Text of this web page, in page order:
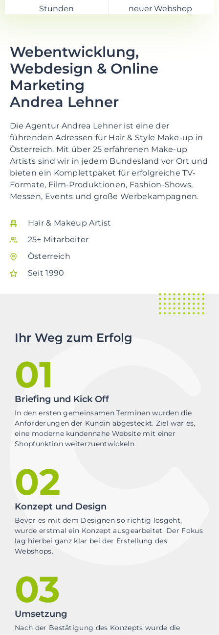
Stunden neuer Webshop
Webentwicklung,
Webdesign & Online
Marketing
Andrea Lehner
Die Agentur Andrea Lehner ist eine der
führenden Adressen für Hair & Style Make-up in
Österreich. Mit über 25 erfahrenen Make-up
Artists sind wir in jedem Bundesland vor Ort und
bieten ein Komplettpaket für erfolgreiche TV-
Formate, Film-Produktionen, Fashion-Shows,
Messen, Events und große Werbekampagnen.
Hair & Makeup Artist
25+ Mitarbeiter
Österreich
Seit 1990
Ihr Weg zum Erfolg
01
Briefing und Kick Off
In den ersten gemeinsamen Terminen wurden die
Anforderungen der Kundin abgesteckt. Ziel war es,
eine moderne kundennahe Website mit einer
Shopfunktion weiterzuentwickeln.
02
Konzept und Design
Bevor es mit dem Designen so richtig losgeht,
wurde erstmal ein Konzept ausgearbeitet. Der Fokus
lag hierbei ganz klar bei der Erstellung des
Webshops.
03
Umsetzung
Nach der Bestätigung des Konzepts wurde die